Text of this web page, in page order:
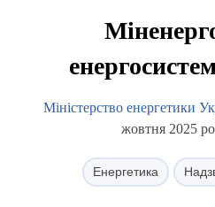
Міністерство енергетики
жовтня 2025
Енергетика